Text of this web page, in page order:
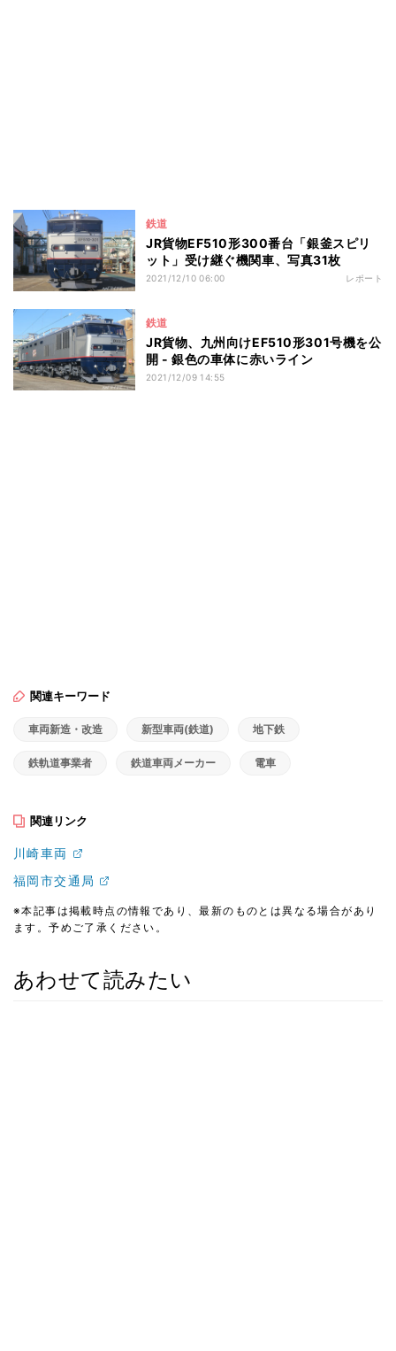
鉄道
JR貨物EF510形300番台「銀釜スピリ
ット」受け継ぐ機関車、写真31枚
2021/12/10 06:00 レポート
鉄道
JR貨物、九州向けEF510形301号機を公
開 - 銀色の車体に赤いライン
2021/12/09 14:55
関連キーワード
車両新造・改造 新型車両(鉄道) 地下鉄
鉄軌道事業者 鉄道車両メーカー 電車
関連リンク
川崎車両
福岡市交通局
※本記事は掲載時点の情報であり、最新のものとは異なる場合があり
ます。予めご了承ください。
あわせて読みたい